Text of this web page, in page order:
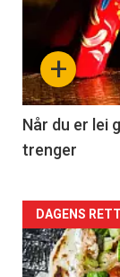
+
Når du er lei
trenger
Forsiden
akkurat
DAGENS RETT